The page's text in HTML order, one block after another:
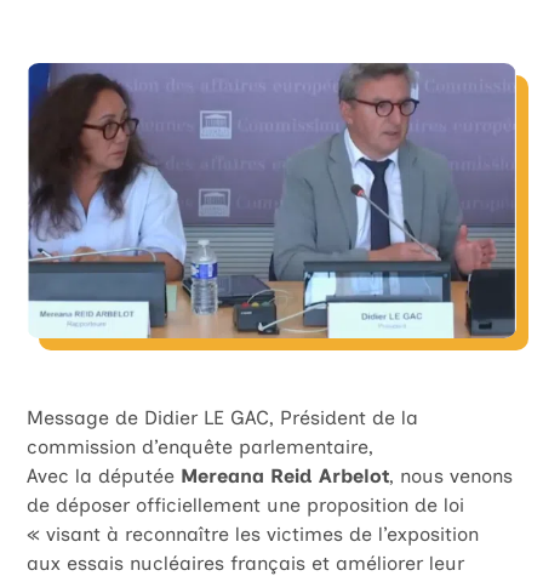
Message de Didier LE GAC, Président de la
commission d’enquête parlementaire,
Avec la députée Mereana Reid Arbelot, nous venons
de déposer officiellement une proposition de loi
« visant à reconnaître les victimes de l’exposition
aux essais nucléaires français et améliorer leur